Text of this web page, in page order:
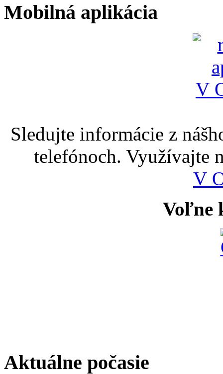
Mobilná aplikácia
Sledujte informácie z
telefónoch. Využívajte
V
Voľne
Aktuálne počasie